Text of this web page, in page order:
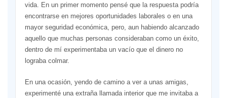
vida. En un primer momento pensé que la respuesta podría
encontrarse en mejores oportunidades laborales o en una
mayor seguridad económica, pero, aun habiendo alcanzado
aquello que muchas personas consideraban como un éxito,
dentro de mí experimentaba un vacío que el dinero no
lograba colmar.
En una ocasión, yendo de camino a ver a unas amigas,
experimenté una extraña llamada interior que me invitaba a